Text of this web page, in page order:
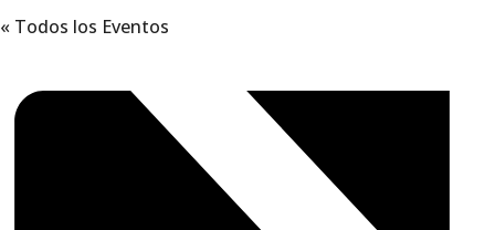
« Todos los Eventos